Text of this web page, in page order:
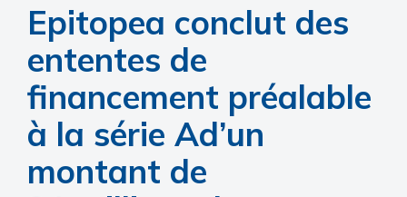
Epitopea conclut des
ententes de
financement préalable
à la série Ad’un
montant de